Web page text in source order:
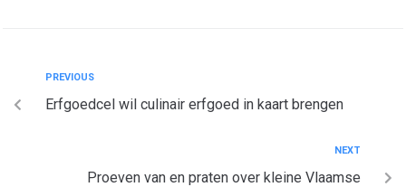
PREVIOUS
Erfgoedcel wil culinair erfgoed in kaart brengen
NEXT
Proeven van en praten over kleine Vlaamse